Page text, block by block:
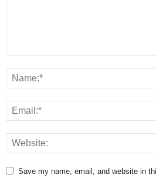
Save my name, email, and website in